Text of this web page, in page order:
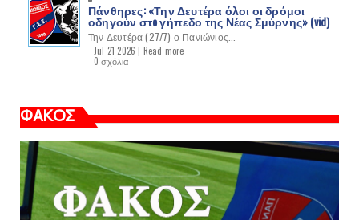
Πάνθηρες: «Την Δευτέρα όλοι οι δρόμοι
οδηγούν στo γήπεδο της Νέας Σμύρνης» (vid)
Την Δευτέρα (27/7) ο Πανιώνιος...
Jul 21 2026 | Read more
0 σχόλια
ΦΑΚΟΣ